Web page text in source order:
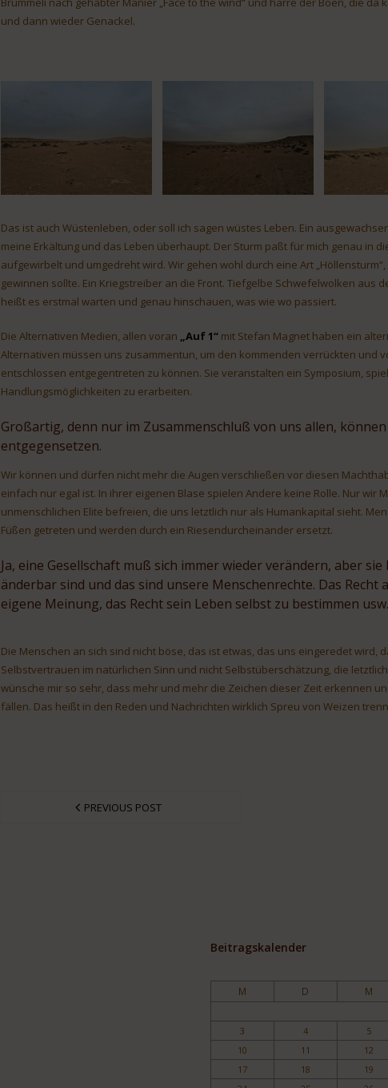
und dann wieder Genackel.
Das ist auch Wüstenleben, oder soll ich sagen wüstes Leben. Ein
meine Erkältung und das Leben überhaupt. Der Sturm paßt für mich genau in
aufgewirbelt und umgedreht wird. Wir gehen wohl durch eine Art
gewinnen sollte. Ein Kriegstreiber an die Front. Tiefgelbe Schwefelwolken aus
heißt es erstmal warten und genau hinschauen, was wie wo passiert.
Die Alternativen Medien, allen voran „Auf 1“mit Stefan Magnet haben ein
Alternativen müssen uns zusammentun, um den kommenden verrückten und
entschlossen entgegentreten zu können. Sie veranstalten ein Symposium,
Handlungsmöglichkeiten zu erarbeiten.
Großartig, denn nur im Zusammenschluß von uns allen,
entgegensetzen.
Wir können und dürfen nicht mehr die Augen verschließen vor diesen
einfach nur egal ist. In ihrer eigenen Blase spielen Andere keine Rolle. Nur wir
unmenschlichen Elite befreien, die uns letztlich nur als Humankapital sieht.
Füßen getreten und werden durch ein Riesendurcheinander ersetzt.
Ja, eine Gesellschaft muß sich immer wieder verändern, aber
änderbar sind und das sind unsere Menschenrechte. Das Recht
eigene Meinung, das Recht sein Leben selbst zu bestimmen usw.
Die Menschen an sich sind nicht böse, das ist etwas, das uns eingeredet wird,
Selbstvertrauen im natürlichen Sinn und nicht Selbstüberschätzung, die
wünsche mir so sehr, dass mehr und mehr die Zeichen dieser Zeit erkennen
fällen. Das heißt in den Reden und Nachrichten wirklich Spreu von Weizen
PREVIOUS POST
Beitragskalender
M D M
3
4 5
10
11 12
17
18 19